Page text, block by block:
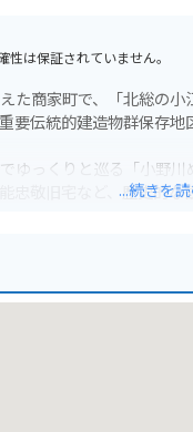
は保証されていません。
た商家町で、「北総の
伝統的建造物群保存地
ゆっくりと巡る「小野
忠敬旧宅など、歴史的な
...続きを